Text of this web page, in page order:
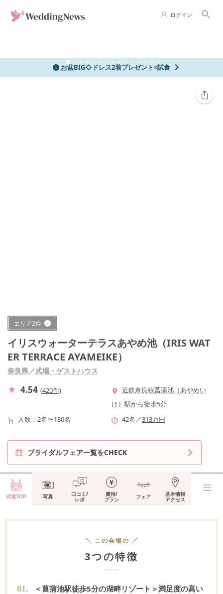
ログイン
お盆BIG◇ドレス2着プレゼント×試食
エリア2位
イリスウォーターテラスあやめ池（IRIS WAT
ER TERRACE AYAMEIKE）
奈良県／式場・ゲストハウス
4.54 (420件)
近鉄奈良線菖蒲池（あやめい
け）駅から徒歩5分
人数
2名〜130名 42名 ／313万円
ブライダルフェア一覧をCHECK
式場TOP 写真 口コミ/
レポ
費用/
プラン フェア 基本情報
アクセス
この会場の
3つの特徴
01.
＜菖蒲池駅徒歩5分の湖畔リゾート＞満足度の高い